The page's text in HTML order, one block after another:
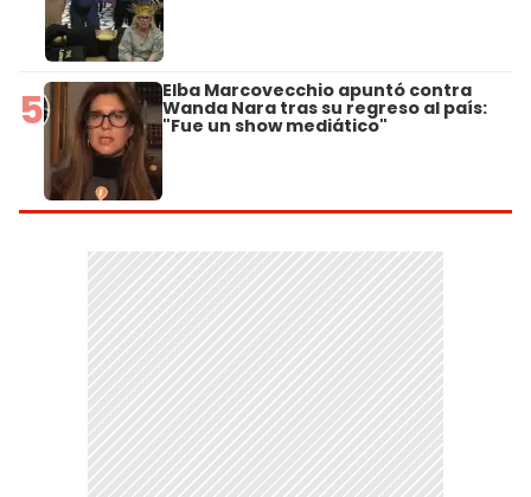
5 Elba Marcovecchio apuntó contra
Wanda Nara tras su regreso al país:
"Fue un show mediático"